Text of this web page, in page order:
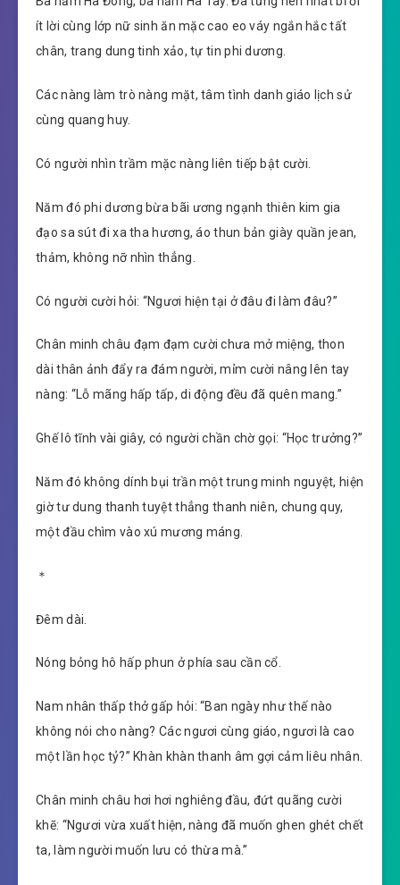
ít lời cùng lớp nữ sinh ăn mặc cao eo váy ngắn hắc tất
chân, trang dung tinh xảo, tự tin phi dương.
Các nàng làm trò nàng mặt, tâm tình danh giáo lịch sử
cùng quang huy.
Có người nhìn trầm mặc nàng liên tiếp bật cười.
Năm đó phi dương bừa bãi ương ngạnh thiên kim gia
đạo sa sút đi xa tha hương, áo thun bản giày quần jean,
thảm, không nỡ nhìn thẳng.
Có người cười hỏi: “Ngươi hiện tại ở đâu đi làm đâu?”
Chân minh châu đạm đạm cười chưa mở miệng, thon
dài thân ảnh đẩy ra đám người, mỉm cười nâng lên tay
nàng: “Lỗ mãng hấp tấp, di động đều đã quên mang.”
Ghế lô tĩnh vài giây, có người chần chờ gọi: “Học trưởng?”
Năm đó không dính bụi trần một trung minh nguyệt, hiện
giờ tư dung thanh tuyệt thẳng thanh niên, chung quy,
một đầu chìm vào xú mương máng.
＊
Đêm dài.
Nóng bỏng hô hấp phun ở phía sau cần cổ.
Nam nhân thấp thở gấp hỏi: “Ban ngày như thế nào
không nói cho nàng? Các ngươi cùng giáo, ngươi là cao
một lần học tỷ?” Khàn khàn thanh âm gợi cảm liêu nhân.
Chân minh châu hơi hơi nghiêng đầu, đứt quãng cười
khẽ: “Ngươi vừa xuất hiện, nàng đã muốn ghen ghét chết
ta, làm người muốn lưu có thừa mà.”